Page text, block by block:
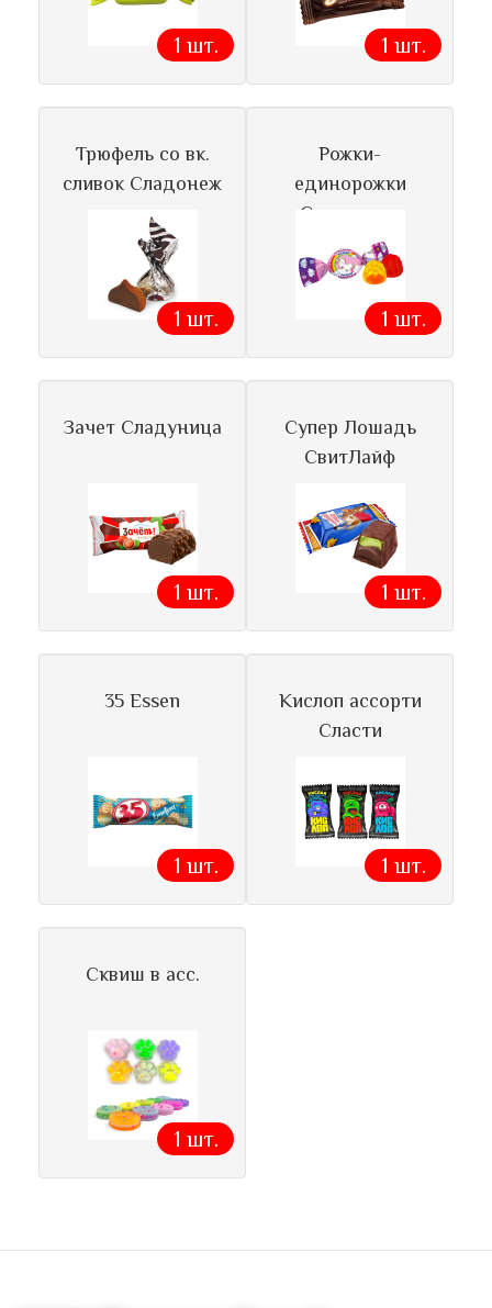
1 шт. 1 шт.
Трюфель со вк.
сливок Сладонеж
1 шт.
Рожки-
единорожки
Сладуница
1 шт.
Зачет Сладуница
1 шт.
Супер Лошадь
СвитЛайф
1 шт.
35 Essen
1 шт.
Кислоп ассорти
Сласти
1 шт.
Сквиш в асс.
1 шт.